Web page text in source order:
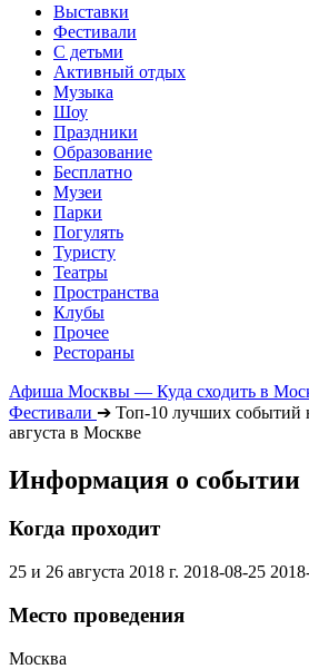
Выставки
Фестивали
С детьми
Активный отдых
Музыка
Шоу
Праздники
Образование
Бесплатно
Музеи
Парки
Погулять
Туристу
Театры
Пространства
Клубы
Прочее
Рестораны
Афиша Москвы — Куда сходить в
Фестивали ➔ Топ-10 лучших событий
августа в Москве
Информация о событии
Когда проходит
25 и 26 августа 2018 г. 2018-08-25
Место проведения
Москва